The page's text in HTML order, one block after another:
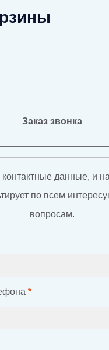
Заказ звонка
данные, и
по всем
вопросам.
*